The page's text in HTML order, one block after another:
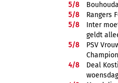
5/8
5/8
Rangers
5/8
Inter
geldt
5/8
PSV
4/8
Deal